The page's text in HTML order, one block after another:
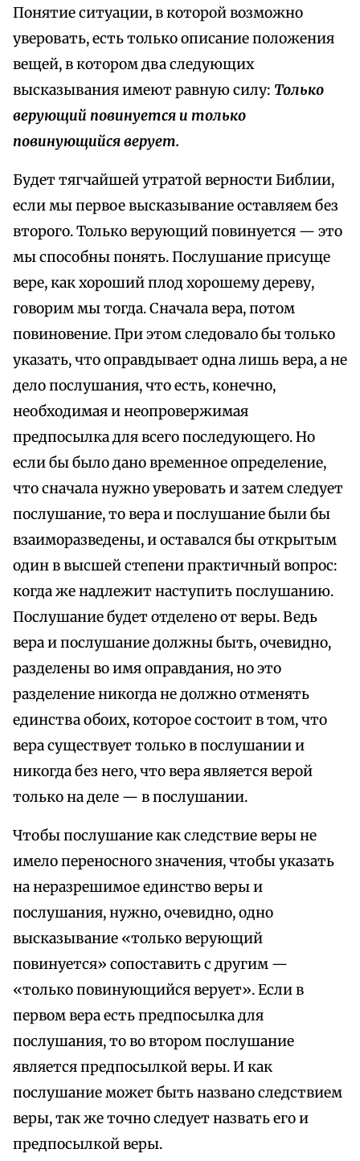
Понятие ситуации, в которой возможно
уверовать, есть только описание положения
вещей, в котором два следующих
высказывания имеют равную силу: Только
верующий повинуется и только
повинующийся верует.
Будет тягчайшей утратой верности Библии,
если мы первое высказывание оставляем без
второго. Только верующий повинуется — это
мы способны понять. Послушание присуще
вере, как хороший плод хорошему дереву,
говорим мы тогда. Сначала вера, потом
повиновение. При этом следовало бы только
указать, что оправдывает одна лишь вера, а не
дело послушания, что есть, конечно,
необходимая и неопровержимая
предпосылка для всего последующего. Но
если бы было дано временное определение,
что сначала нужно уверовать и затем следует
послушание, то вера и послушание были бы
взаиморазведены, и оставался бы открытым
один в высшей степени практичный вопрос:
когда же надлежит наступить послушанию.
Послушание будет отделено от веры. Ведь
вера и послушание должны быть, очевидно,
разделены во имя оправдания, но это
разделение никогда не должно отменять
единства обоих, которое состоит в том, что
вера существует только в послушании и
никогда без него, что вера является верой
только на деле — в послушании.
Чтобы послушание как следствие веры не
имело переносного значения, чтобы указать
на неразрешимое единство веры и
послушания, нужно, очевидно, одно
высказывание «только верующий
повинуется» сопоставить с другим —
«только повинующийся верует». Если в
первом вера есть предпосылка для
послушания, то во втором послушание
является предпосылкой веры. И как
послушание может быть названо следствием
веры, так же точно следует назвать его и
предпосылкой веры.